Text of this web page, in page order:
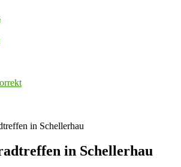
in Schellerhau
in Schellerhau